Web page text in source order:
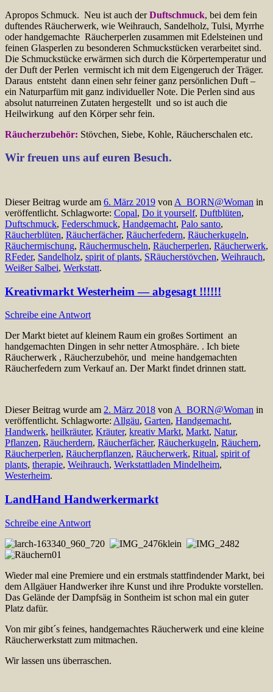
Apropos Schmuck. Neu ist auch derDuftschmuck, bei dem fein
duftendes Räucherwerk, wie Weihrauch, Sandelholz, Tulsi, Myrrhe
oder handgemachte Räucherperlen zusammen mit Edelsteinen und
feinen Glasperlen zu besonderen Schmuckstücken verarbeitet sind.
Die Schmuckstücke erwärmen sich durch die Körpertemperatur und
der Duft der Perlen vermischt ich mit dem Eigengeruch der Träger.
Daraus entsteht dann einen sehr feiner ganz persönlichen Duft –
ein Naturparfüm mit ganz individueller Note. Die Perlen sind aus
absolut naturreinen Zutaten hergestellt und so ist auch die
Heilwirkung auf den Körper sehr fein.
Räucherzubehör: Stövchen, Siebe, Kohle, Räucherschalen etc.
Wir freuen uns auf euren Besuch.
Dieser Beitrag wurde am 6. März 2019 von A_BORN@Woman in
veröffentlicht. Schlagworte: Copal, Do it yourself, Duftblüten,
Duftschmuck, Federschmuck, Handgemacht, Palo santo,
Räucherblüten, Räucherfächer, Räucherfedern, Räucherkugeln,
Räuchermischung, Räuchermuscheln, Räucherperlen, Räucherwerk,
RFeder, Sandelholz, spirit of plants, SRäucherstövchen, Weihrauch,
Weißer Salbei, Werkstatt.
Kreativmarkt Westerheim — abgesagt !!!!!!
Schreibe eine Antwort
Der Markt bietet auf kleinem Raum ein großes Sortiment an
handgemachten Dingen in sehr netter Atmosphäre. . Ich biete
Räucherwerk , Räucherzubehör, und meine handgemachten
Räucherfedern zum Verkauf an. Der Markt findet drinnen statt.
Dieser Beitrag wurde am 2. März 2018 vonA_BORN@Woman in
veröffentlicht. Schlagworte: Allgäu, Garten, Handgemacht,
Handwerk, heilkräuter, Kräuter, kreativ Markt, Markt, Natur,
Pflanzen, Räucherdern, Räucherfächer, Räucherkugeln, Räuchern,
Räucherperlen, Räucherpflanzen, Räucherwerk, Ritual, spirit of
plants, therapie, Weihrauch, Werkstattladen Mindelheim,
Westerheim.
LandHand Handwerkermarkt
Schreibe eine Antwort
Wieder mal eine Premiere und ein erstmals stattfindender Markt, bei
dem Allgäuer Handwerker ihre Kunst und ihre Produkte vorstellen.
Das Gelände der Dampfsäg in Sontheim ist schon mal ein guter
Platz dafür.
Von mir gibt´s feines, handgemachtes Räucherwerk und eine kleine
Räucherwerkstatt zum mitmachen.
Wir lassen uns überraschen.